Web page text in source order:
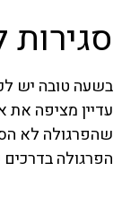
סגירות
בשעה טובה יש
עדיין מציפה את
שהפרגולה לא
הפרגולה בדרכים